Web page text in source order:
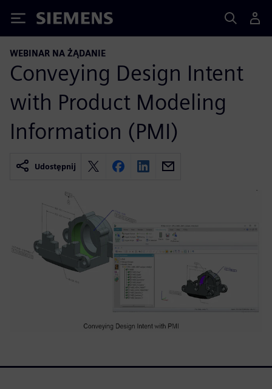
Siemens
WEBINAR NA ŻĄDANIE
Conveying Design Intent
with Product Modeling
Information (PMI)
Udostępnij